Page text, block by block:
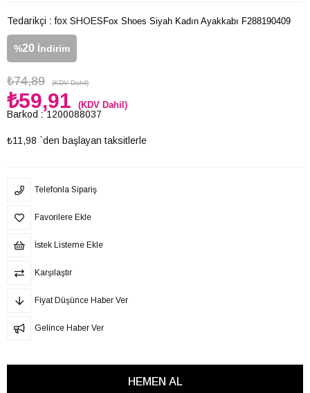
Tedarikçi : fox SHOES
%20 İndirim
₺74,89 (KDV Dahil)
₺59,91 (KDV Dahil)
Barkod : 1200088037
₺11,98 `den başlayan taksitlerle
Fox Shoes Siyah Kadın Ayakkabı F288190409
Telefonla Sipariş
Favorilere Ekle
İstek Listeme Ekle
Karşılaştır
Fiyat Düşünce Haber Ver
Gelince Haber Ver